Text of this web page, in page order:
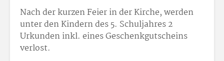
Nach der kurzen Feier in der Kirche, werden
unter den Kindern des 5. Schuljahres 2
Urkunden inkl. eines Geschenkgutscheins
verlost.